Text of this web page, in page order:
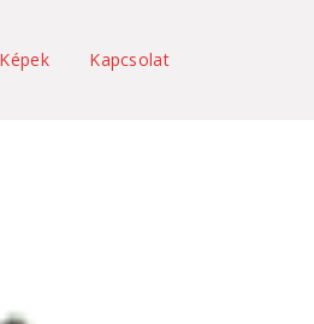
Képek Kapcsolat